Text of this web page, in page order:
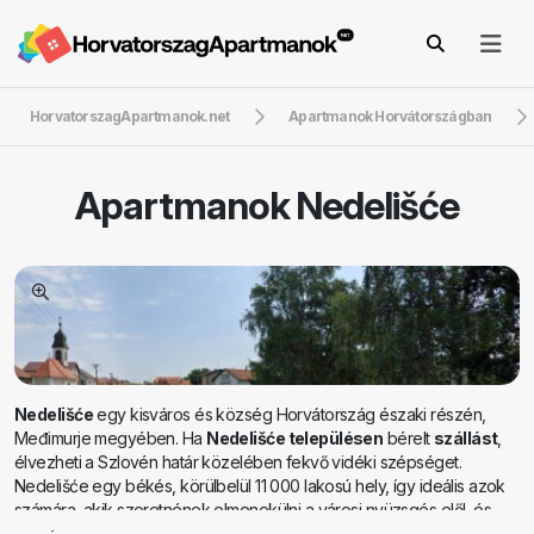
HorvatorszagApartmanok.net Apartmanok Horvátországban
ApartmanokNedelišće
Nedelišćeegy kisváros és község Horvátország északi részén,
Međimurje megyében. Ha Nedelišće településen bérelt szállást,
élvezheti a Szlovén határ közelében fekvő vidéki szépséget.
Nedelišće egy békés, körülbelül 11 000 lakosú hely, így ideális azok
számára, akik szeretnének elmenekülni a városi nyüzsgés elől, és